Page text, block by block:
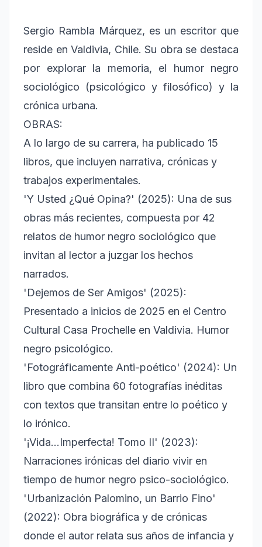
Sergio Rambla Márquez, es un escritor que
reside en Valdivia, Chile. Su obra se destaca
por explorar la memoria, el humor negro
sociológico (psicológico y filosófico) y la
crónica urbana.
OBRAS:
A lo largo de su carrera, ha publicado 15
libros, que incluyen narrativa, crónicas y
trabajos experimentales.
'Y Usted ¿Qué Opina?' (2025): Una de sus
obras más recientes, compuesta por 42
relatos de humor negro sociológico que
invitan al lector a juzgar los hechos
narrados.
'Dejemos de Ser Amigos' (2025):
Presentado a inicios de 2025 en el Centro
Cultural Casa Prochelle en Valdivia. Humor
negro psicológico.
'Fotográficamente Anti-poético' (2024): Un
libro que combina 60 fotografías inéditas
con textos que transitan entre lo poético y
lo irónico.
'¡Vida...Imperfecta! Tomo II' (2023):
Narraciones irónicas del diario vivir en
tiempo de humor negro psico-sociológico.
'Urbanización Palomino, un Barrio Fino'
(2022): Obra biográfica y de crónicas
donde el autor relata sus años de infancia y